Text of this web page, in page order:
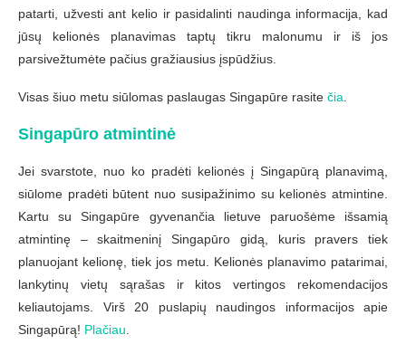
patarti, užvesti ant kelio ir pasidalinti naudinga informacija, kad
jūsų kelionės planavimas taptų tikru malonumu ir iš jos
parsivežtumėte pačius gražiausius įspūdžius.
Visas šiuo metu siūlomas paslaugas Singapūre rasite čia
Singapūro atmintinė
Jei svarstote, nuo ko pradėti kelionės į Singapūrą planavimą,
siūlome pradėti būtent nuo susipažinimo su kelionės atmintine.
Kartu su Singapūre gyvenančia lietuve paruošėme išsamią
atmintinę – skaitmeninį Singapūro gidą, kuris pravers tiek
planuojant kelionę, tiek jos metu. Kelionės planavimo patarimai,
lankytinų vietų sąrašas ir kitos vertingos rekomendacijos
keliautojams. Virš 20 puslapių naudingos informacijos apie
Singapūrą! Plačiau